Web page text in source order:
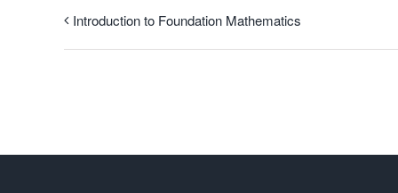
Introduction to Foundation Mathematics